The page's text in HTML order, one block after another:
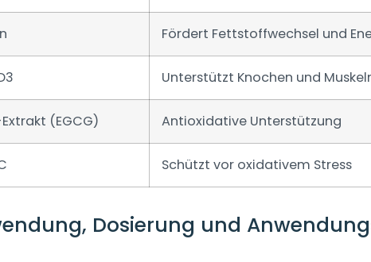
Fördert Fettstoffwechsel und
Unterstützt Knochen und
(EGCG) Antioxidative Unterstützung
Schützt vor oxidativem Stress
Dosierung und